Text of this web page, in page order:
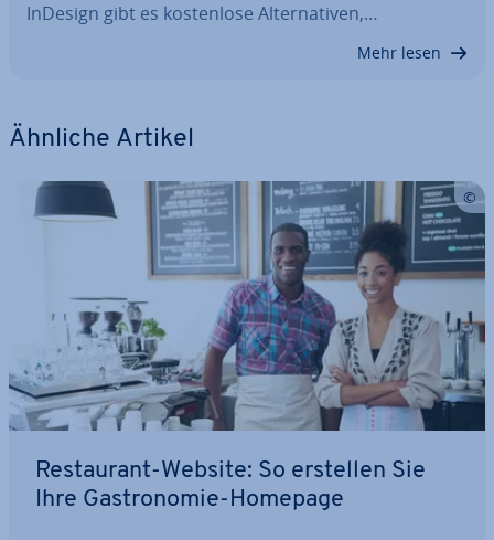
InDesign gibt es kos­ten­lo­se Al­ter­na­ti­ven,…
Mehr lesen
Ähnliche Artikel
Re­stau­rant-Website: So erstellen Sie
Ihre Gas­tro­no­mie-Homepage